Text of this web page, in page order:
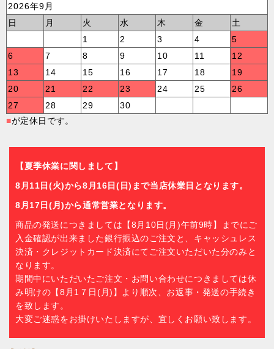
2026年9月
日
月 火 水 木 金
土
1
2 3 4
5
6
7 8 9 10 11
12
13
14 15 16 17 18
19
20
21 22 23 24 25
26
27
28 29
30
■が定休日です。
【夏季休業に関しまして】
8月11日(火)から8月16日(日)まで当店休業日となります。
8月17日(月)から通常営業となります。
商品の発送につきましては【8月10日(月)午前9時】までにご
入金確認が出来ました銀行振込のご注文と、キャッシュレス
決済・クレジットカード決済にてご注文いただいた分のみと
なります。
期間中にいただいたご注文・お問い合わせにつきましては休
み明けの【8月1７日(月)】より順次、お返事・発送の手続き
を致します。
大変ご迷惑をお掛けいたしますが、宜しくお願い致します。